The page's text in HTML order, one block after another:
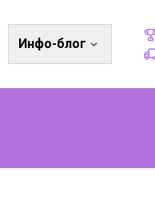
Инфо-блог